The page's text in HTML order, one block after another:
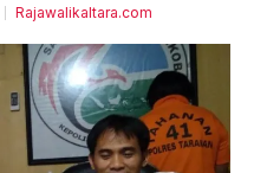
Rajawalikaltara.com